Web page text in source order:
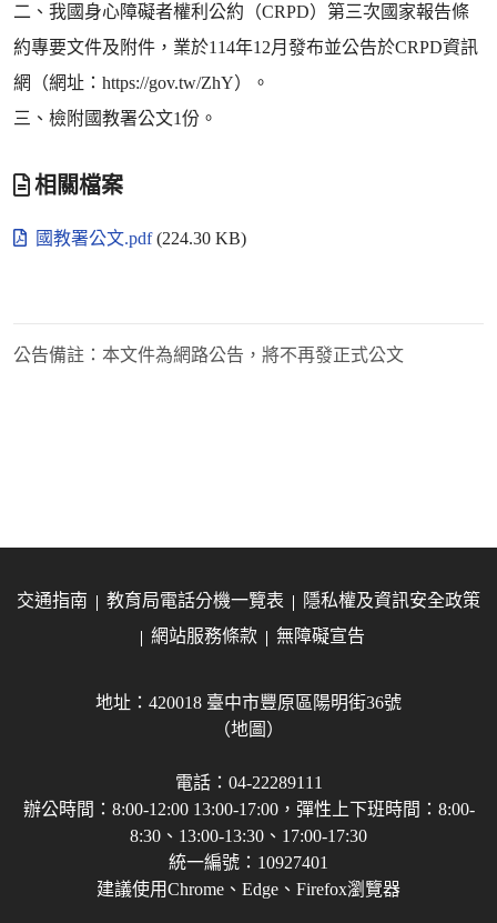
二、我國身心障礙者權利公約（CRPD）第三次國家報告條
約專要文件及附件，業於114年12月發布並公告於CRPD資訊
網（網址：https://gov.tw/ZhY）。
三、檢附國教署公文1份。
相關檔案
國教署公文.pdf(224.30 KB)
公告備註： 本文件為網路公告，將不再發正式公文
交通指南 教育局電話分機一覽表
隱私權及資訊安全政策
網站服務條款
無障礙宣告
地址：420018 臺中市豐原區陽明街36號
（地圖）
電話：04-22289111
辦公時間：8:00-12:00 13:00-17:00，彈性上下班時間：8:00-
8:30、13:00-13:30、17:00-17:30
統一編號：10927401
建議使用Chrome、Edge、Firefox瀏覽器